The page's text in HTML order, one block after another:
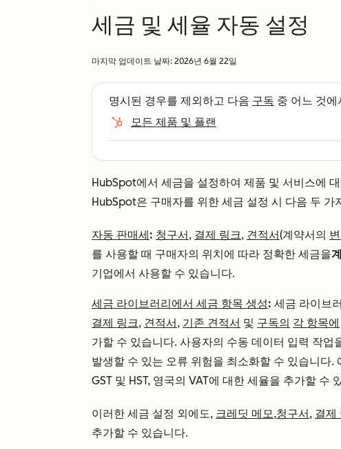
세금 및 세율 자동 설정
마지막 업데이트 날짜: 2026년 6월 22일
명시된 경우를 제외하고 다음 구독 중 어느 것
모든 제품 및 플랜
HubSpot에서 세금을 설정하여 제품 및 서비스에
HubSpot은 구매자를 위한 세금 설정 시 다음 두 가
자동 판매세: 청구서, 결제 링크, 견적서(계약서의
를 사용할 때 구매자의 위치에 따라 정확한 세금을
기업에서 사용할 수 있습니다.
세금 라이브러리에서 세금 항목 생성: 세금 라이브
결제 링크, 견적서, 기존 견적서 및 구독의 각 항목에
가할 수 있습니다. 사용자의 수동 데이터 입력 작
발생할 수 있는 오류 위험을 최소화할 수 있습니다.
GST 및 HST, 영국의 VAT에 대한 세율을 추가할 수
이러한 세금 설정 외에도, 크레딧 메모,청구서, 결제
추가할 수 있습니다.